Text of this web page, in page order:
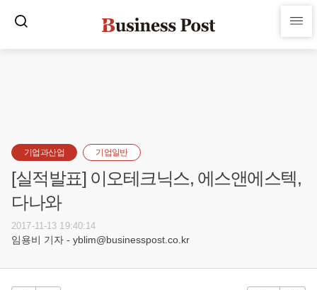
기업과산업 기업일반
[실적발표] 이오테크닉스, 에스앤에스텍,
다나와
2017-11-13 19:40:14
임용비 기자 - yblim@businesspost.co.kr